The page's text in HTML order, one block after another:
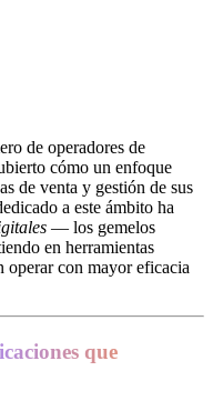
de operadores de
cómo un enfoque
de venta y gestión de sus
a este ámbito ha
— los gemelos
en herramientas
operar con mayor eficacia
que